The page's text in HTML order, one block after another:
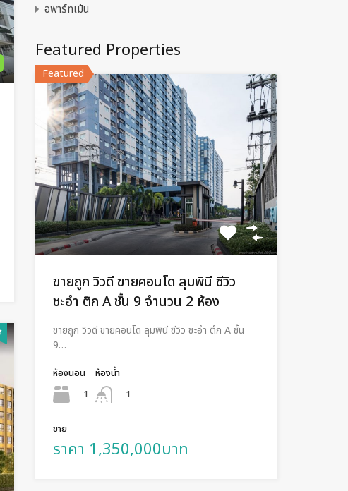
อพาร์ทเม้น
Featured Properties
Featured
ขายถูก วิวดี ขายคอนโด ลุมพินี ซีวิว
ชะอำ ตึก A ชั้น 9 จำนวน 2 ห้อง
ขายถูก วิวดี ขายคอนโด ลุมพินี ซีวิว ชะอำ ตึก A ชั้น
9…
ห้องนอน
1
ห้องน้ำ
1
ขาย
ราคา 1,350,000บาท